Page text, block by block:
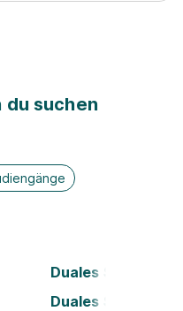
du suchen
Duales Studium
Duales Studium